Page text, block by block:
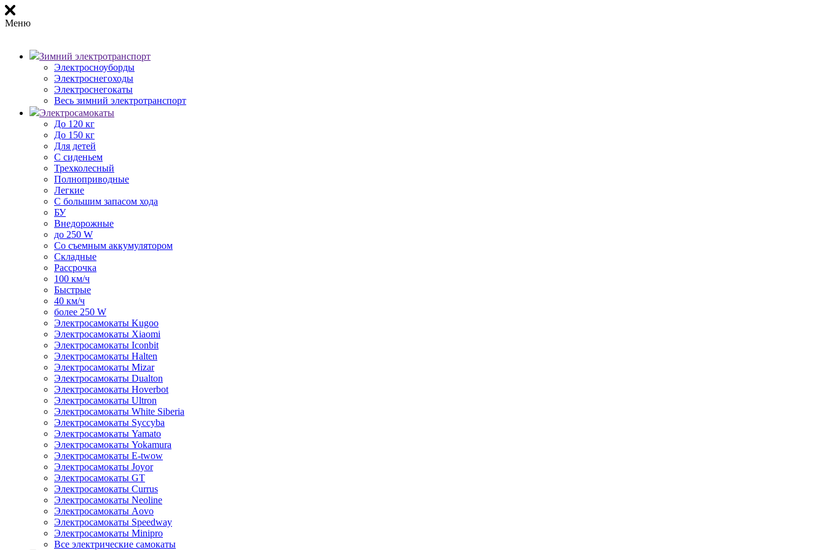
Меню
Зимний электротранспорт
Электросноуборды
Электроснегоходы
Электроснегокаты
Весь зимний электротранспорт
Электросамокаты
До 120 кг
До 150 кг
Для детей
С сиденьем
Трехколесный
Полноприводные
Легкие
С большим запасом хода
БУ
Внедорожные
до 250 W
Со съемным аккумулятором
Складные
Рассрочка
100 км/ч
Быстрые
40 км/ч
более 250 W
Электросамокаты Kugoo
Электросамокаты Xiaomi
Электросамокаты Iconbit
Электросамокаты Halten
Электросамокаты Mizar
Электросамокаты Dualton
Электросамокаты Hoverbot
Электросамокаты Ultron
Электросамокаты White Siberia
Электросамокаты Syccyba
Электросамокаты Yamato
Электросамокаты Yokamura
Электросамокаты E-twow
Электросамокаты Joyor
Электросамокаты GT
Электросамокаты Currus
Электросамокаты Neoline
Электросамокаты Aovo
Электросамокаты Speedway
Электросамокаты Minipro
Все электрические самокаты